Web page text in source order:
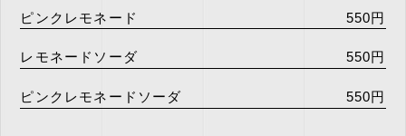
ピンクレモネード 550円
レモネードソーダ 550円
ピンクレモネードソーダ 550円